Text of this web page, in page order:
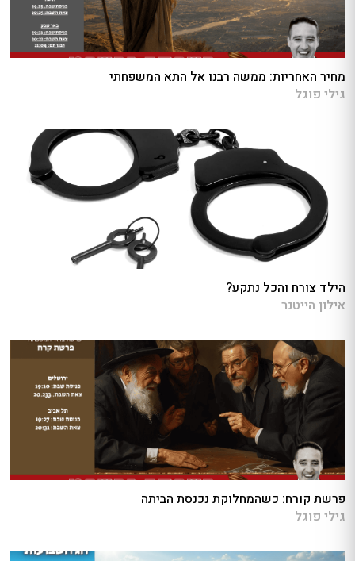
מחיר האחריות: ממשה רבנו אל התא המשפחתי
גילי פוגל
הילד צורח והכל נתקע?
אילון הייטנר
פרשת קורח: כשהמחלוקת נכנסת הביתה
גילי פוגל